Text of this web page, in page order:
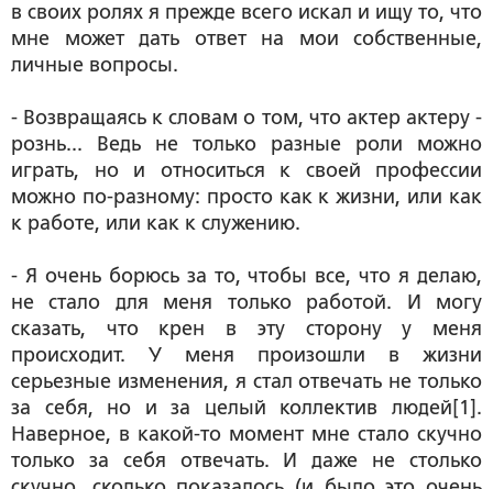
в своих ролях я прежде всего искал и ищу то, что
мне может дать ответ на мои собственные,
личные вопросы.
- Возвращаясь к словам о том, что актер актеру -
рознь... Ведь не только разные роли можно
играть, но и относиться к своей профессии
можно по-разному: просто как к жизни, или как
к работе, или как к служению.
- Я очень борюсь за то, чтобы все, что я делаю,
не стало для меня только работой. И могу
сказать, что крен в эту сторону у меня
происходит. У меня произошли в жизни
серьезные изменения, я стал отвечать не только
за себя, но и за целый коллектив людей[1].
Наверное, в какой-то момент мне стало скучно
только за себя отвечать. И даже не столько